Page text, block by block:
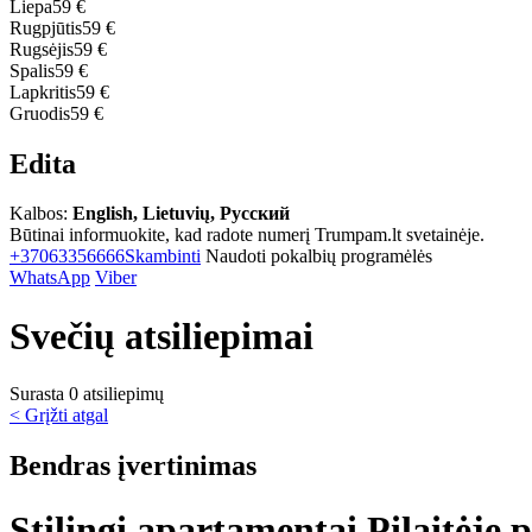
Liepa59 €
Rugpjūtis59 €
Rugsėjis59 €
Spalis59 €
Lapkritis59 €
Gruodis59 €
Edita
Kalbos: English, Lietuvių, Русский
Būtinai informuokite, kad radote numerį Trumpam.lt svetainėje.
+37063356666Skambinti Naudoti pokalbių programėlės
WhatsApp Viber
Svečių atsiliepimai
Surasta 0 atsiliepimų
< Grįžti atgal
Bendras įvertinimas